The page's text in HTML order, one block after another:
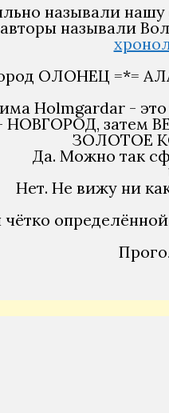
называли
называли
ОЛОНЕЦ =*=
Holmgardar -
НОВГОРОД,
ЗОЛОТОЕ
Да. Можно так
Нет. Не вижу ни